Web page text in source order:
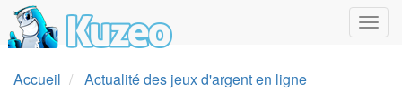
Accueil Actualité des jeux d'argent en ligne